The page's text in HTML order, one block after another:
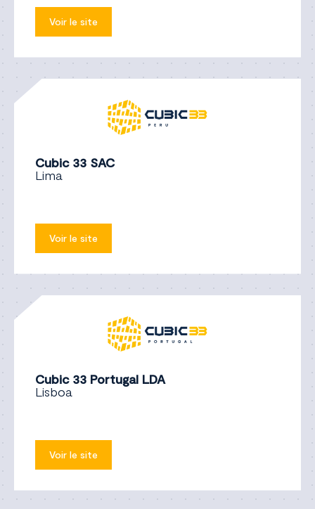
Voir le site
Cubic 33 SAC
Lima
Voir le site
Cubic 33 Portugal LDA
Lisboa
Voir le site